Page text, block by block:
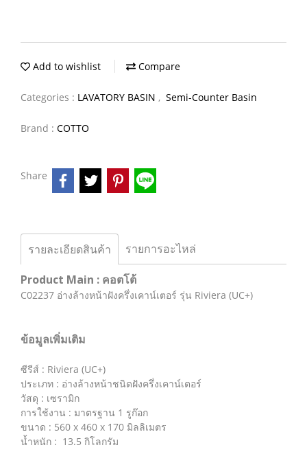
Add to wishlist Compare
Categories : LAVATORY BASIN , Semi-Counter Basin
Brand : COTTO
Share
รายละเอียดสินค้า รายการอะไหล่
Product Main : คอตโต้
C02237 อ่างล้างหน้าฝังครึ่งเคาน์เตอร์ รุ่น Riviera (UC+)
ข้อมูลเพิ่มเติม
ซีรีส์ : Riviera (UC+)
ประเภท : อ่างล้างหน้าชนิดฝังครึ่งเคาน์เตอร์
วัสดุ : เซรามิก
การใช้งาน : มาตรฐาน 1 รูก๊อก
ขนาด : 560 x 460 x 170 มิลลิเมตร
น้ำหนัก : 13.5 กิโลกรัม